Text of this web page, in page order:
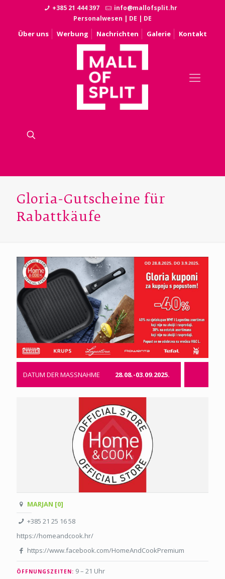
+385 21 444 397
info@mallofsplit.hr
Personalwesen | DE | DE
Über uns Werbung Nachrichten Galerie Kontakt
Gloria-Gutscheine für
Rabattkäufe
DATUM DER MASSNAHME 28.08.-03.09.2025.
MARJAN [0]
+385 21 25 16 58
https://homeandcook.hr/
https://www.facebook.com/HomeAndCookPremium
ÖFFNUNGSZEITEN: 9 – 21 Uhr